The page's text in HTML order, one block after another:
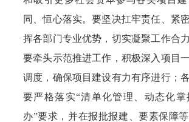
同、恒心落实。要坚决扛牢责任、紧
挥各部门专业优势，切实凝聚工作合
要牵头示范推进工作，积极深入项目
调度，确保项目建设有力有序进行；
要严格落实“清单化管理、动态化掌
办”要求，并在报批报建、要素保障